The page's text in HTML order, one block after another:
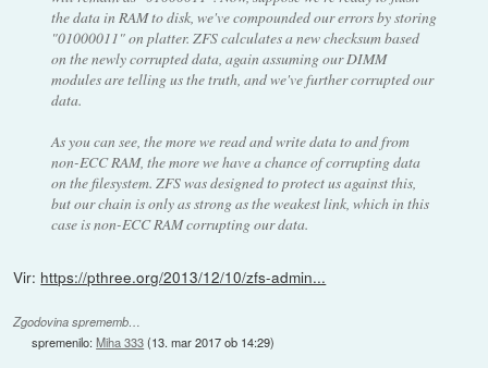
the data in RAM to disk, we've compounded our errors by storing
"01000011" on platter. ZFS calculates a new checksum based
on the newly corrupted data, again assuming our DIMM
modules are telling us the truth, and we've further corrupted our
data.
As you can see, the more we read and write data to and from
non-ECC RAM, the more we have a chance of corrupting data
on the filesystem. ZFS was designed to protect us against this,
but our chain is only as strong as the weakest link, which in this
case is non-ECC RAM corrupting our data.
Vir: https://pthree.org/2013/12/10/zfs-admin...
Zgodovina sprememb…
spremenilo:Miha 333(13. mar 2017 ob 14:29)